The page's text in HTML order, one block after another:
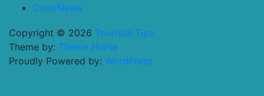
ColorNews
Copyright © 2026 Touristik.Tips
Theme by: Theme Horse
Proudly Powered by: WordPress